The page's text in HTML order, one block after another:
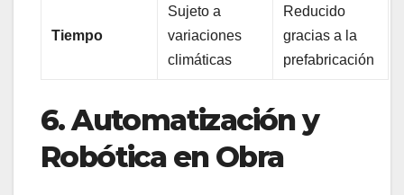
Tiempo
Sujeto a
variaciones
climáticas
Reducido
gracias a la
prefabricación
6. Automatización y
Robótica en Obra